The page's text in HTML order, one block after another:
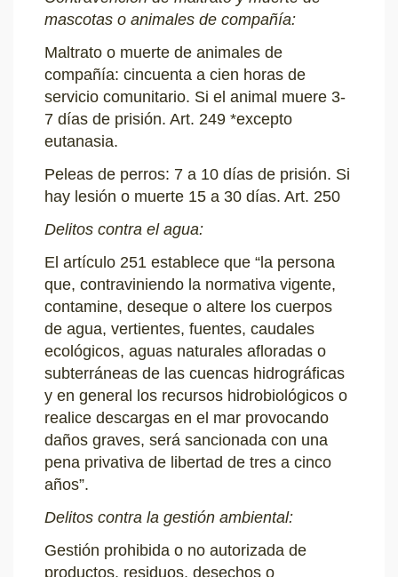
mascotas o animales de compañía:
Maltrato o muerte de animales de
compañía: cincuenta a cien horas de
servicio comunitario. Si el animal muere 3-
7 días de prisión. Art. 249 *excepto
eutanasia.
Peleas de perros: 7 a 10 días de prisión. Si
hay lesión o muerte 15 a 30 días. Art. 250
Delitos contra el agua:
El artículo 251 establece que “la persona
que, contraviniendo la normativa vigente,
contamine, deseque o altere los cuerpos
de agua, vertientes, fuentes, caudales
ecológicos, aguas naturales afloradas o
subterráneas de las cuencas hidrográficas
y en general los recursos hidrobiológicos o
realice descargas en el mar provocando
daños graves, será sancionada con una
pena privativa de libertad de tres a cinco
años”.
Delitos contra la gestión ambiental:
Gestión prohibida o no autorizada de
productos, residuos, desechos o